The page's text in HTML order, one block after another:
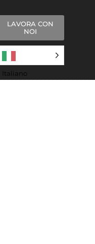
LAVORA CON
NOI
Italiano